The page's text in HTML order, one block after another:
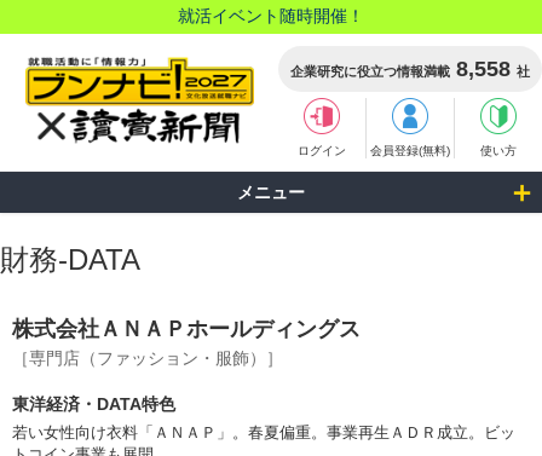
就活イベント随時開催！
企業研究に役立つ情報満載 8,558 社
ログイン 会員登録(無料) 使い方
メニュー
財務-DATA
株式会社ＡＮＡＰホールディングス
［専門店（ファッション・服飾）］
東洋経済・DATA特色
若い女性向け衣料「ＡＮＡＰ」。春夏偏重。事業再生ＡＤＲ成立。ビッ